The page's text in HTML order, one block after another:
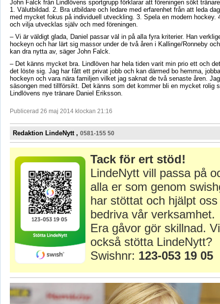
John Falck från Lindlövens sportgrupp förklarar att föreningen sökt
1. Välutbildad. 2. Bra utbildare och ledare med erfarenhet från att leda
med mycket fokus på individuell utveckling. 3. Spela en modern hockey.
och vilja utvecklas själv och med föreningen.
– Vi är väldigt glada, Daniel passar väl in på alla fyra kriterier. Han
hockeyn och har lärt sig massor under de två åren i Kallinge/Ronneby
kan dra nytta av, säger John Falck.
– Det känns mycket bra. Lindlöven har hela tiden varit min prio ett och
det löste sig. Jag har fått ett privat jobb och kan därmed bo hemma,
hockeyn och vara nära familjen vilket jag saknat de två senaste åren.
säsongen med tillförsikt. Det känns som det kommer bli en mycket rolig
Lindlövens nye tränare Daniel Eriksson.
Publicerad 26 maj 2014 klockan 21:16
Redaktion LindeNytt , 0581-155 50
Tack för ert stöd!
LindeNytt vill passa på
alla er som genom
har stöttat och hjälpt
bedriva vår verksamhet.
Era gåvor gör skillnad.
också stötta LindeNytt?
Swishnr: 123-053 19 05